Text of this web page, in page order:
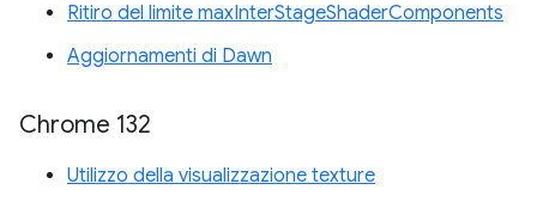
Ritiro del limite maxInterStageShaderComponents
Aggiornamenti di Dawn
Chrome 132
Utilizzo della visualizzazione texture